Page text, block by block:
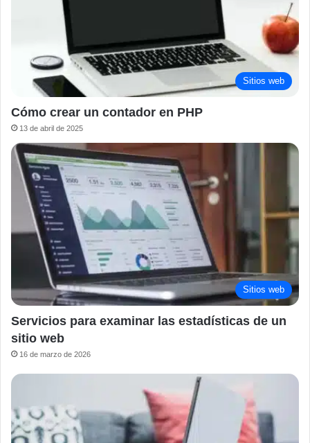
Sitios web
Cómo crear un contador en PHP
13 de abril de 2025
Sitios web
Servicios para examinar las estadísticas de un
sitio web
16 de marzo de 2026